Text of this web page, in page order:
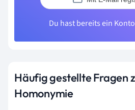
Du hast bereits ein
Häufig gestellte Fragen
Homonymie